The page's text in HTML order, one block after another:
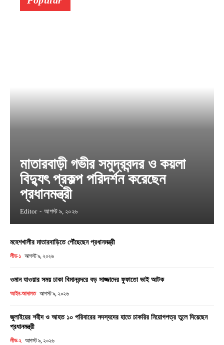
মাতারবাড়ী গভীর সমুদ্রবন্দর ও কয়লা
বিদ্যুৎ প্রকল্প পরিদর্শন করেছেন
প্রধানমন্ত্রী
Editor - আগস্ট ৯, ২০২৬
মহেশখালীর মাতারবাড়িতে পৌঁছেছেন প্রধানমন্ত্রী
লীড-১ আগস্ট ৯, ২০২৬
ওমান যাওয়ার সময় ঢাকা বিমানবন্দরে বড় সাজ্জাদের ফুফাতো ভাই আটক
আইন-আদালত আগস্ট ৯, ২০২৬
জুলাইয়ের শহীদ ও আহত ১০ পরিবারের সদস্যদের হাতে চাকরির নিয়োগপত্র তুলে দিয়েছেন
প্রধানমন্ত্রী
লীড-২ আগস্ট ৯, ২০২৬